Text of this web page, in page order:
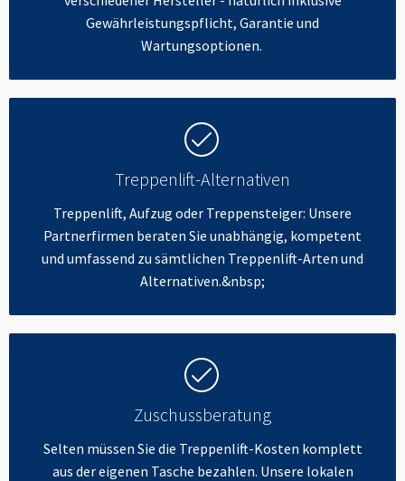
Gewährleistungspflicht, Garantie und
Wartungsoptionen.
Treppenlift-Alternativen
Treppenlift, Aufzug oder Treppensteiger: Unsere
Partnerfirmen beraten Sie unabhängig, kompetent
und umfassend zu sämtlichen Treppenlift-Arten und
Alternativen.&nbsp;
Zuschussberatung
Selten müssen Sie die Treppenlift-Kosten komplett
aus der eigenen Tasche bezahlen. Unsere lokalen